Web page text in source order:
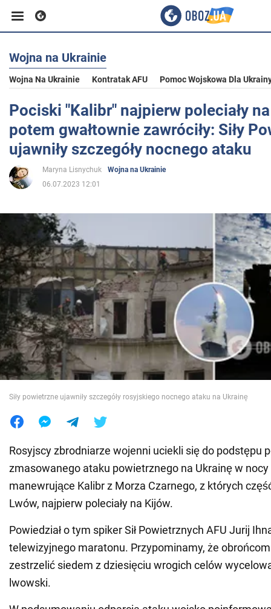
Biznes
Sport
Rozrywka
Życie
Polityka
Społeczeństwo
Wojna na Ukrainie
Świat
Jedzenie
Wojna na Ukrainie
Wojna Na Ukrainie Kontratak AFU Pomoc Wojskowa Dla
Pociski "Kalibr" najpierw poleciały
potem gwałtownie zawróciły: Siły
ujawniły szczegóły nocnego ataku
Maryna Lisnychuk
Wojna na Ukrainie
06.07.2023 12:01
Siły powietrzne ujawniły szczegóły rosyjskiego nocnego ataku na Ukrainę
Rosyjscy zbrodniarze wojenni uciekli się do podstępu
zmasowanego ataku powietrznego na Ukrainę w
manewrujące Kalibr z Morza Czarnego, z których
Lwów, najpierw poleciały na Kijów.
Powiedział o tym spiker Sił Powietrznych AFU Jurij
telewizyjnego maratonu. Przypominamy, że obrońcom
zestrzelić siedem z dziesięciu wrogich celów
lwowski.